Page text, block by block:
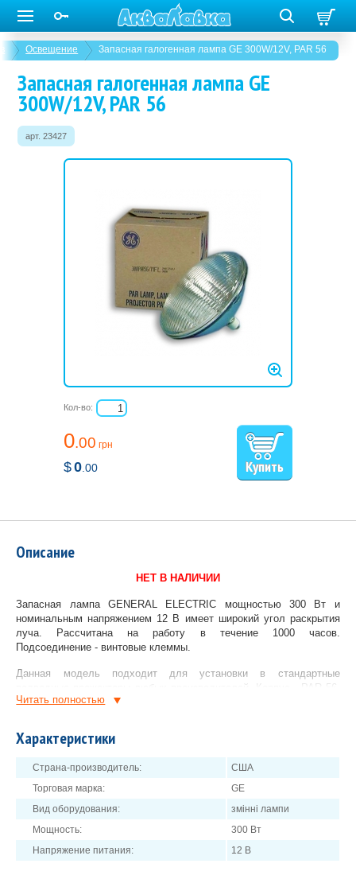
Освещение Запасная галогенная лампа GE 300W/12V, PAR 56
Запасная галогенная лампа GE
300W/12V, PAR 56
арт. 23427
0.00 грн
$0 .00
Кол-во:
Описание
НЕТ В НАЛИЧИИ
Запасная лампа GENERAL ELECTRIC мощностью 300 Вт и
номинальным напряжением 12 В имеет широкий угол раскрытия
луча. Рассчитана на работу в течение 1000 часов.
Подсоединение - винтовые клеммы.
Данная модель подходит для установки в стандартные
подводные прожекторы любых производителей. Корпус - PAR 56.
Сочетает в себе галогеновую лампу, стеклянный рассеиватель и
Отличительной особенностью галогенных ламп этого стандарта
энергопотребление.
замена запасной лампы производится без необходимости
спускать воду из бассейна.
Читать полностью
Характеристики
Страна-производитель:
США
Торговая марка:
GE
Вид оборудования:
змінні лампи
Мощность:
300 Вт
Напряжение питания:
12 В